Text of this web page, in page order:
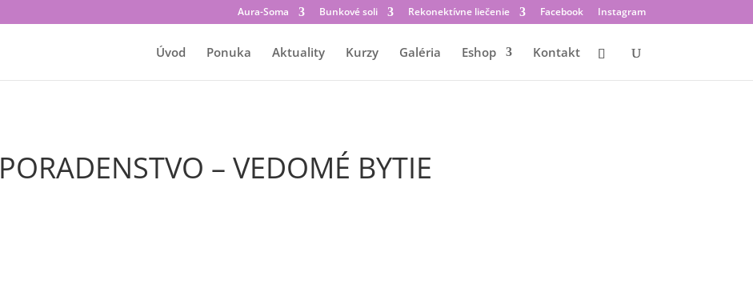
Aura-Soma Bunkové soli Rekonektívne liečenie Facebook Instagram
Úvod Ponuka Aktuality Kurzy Galéria Eshop Kontakt
PORADENSTVO – VEDOMÉ BYTIE